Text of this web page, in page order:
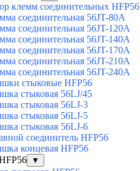
клемм соединительных HFP56
соединительная 56JT-80A
соединительная 56JT-120A
соединительная 56JT-140A
соединительная 56JT-170A
соединительная 56JT-210A
соединительная 56JT-240A
стыковые HFP56
стыковая 56LJ/45
стыковая 56LJ-3
стыковая 56LJ-5
стыковая 56LJ-6
соединитель HFP56
концевая HFP56
▼